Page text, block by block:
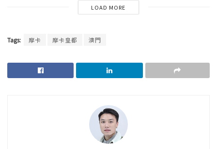
LOAD MORE
Tags: 摩卡 摩卡皇都 澳門